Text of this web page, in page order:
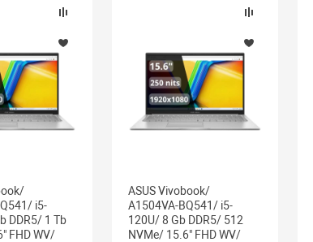
i5-
DDR5/ 1 Tb
FHD WV/
ASUS Vivobook/
A1504VA-BQ541/ i5-
120U/ 8 Gb DDR5/ 512
NVMe/ 15.6" FHD WV/